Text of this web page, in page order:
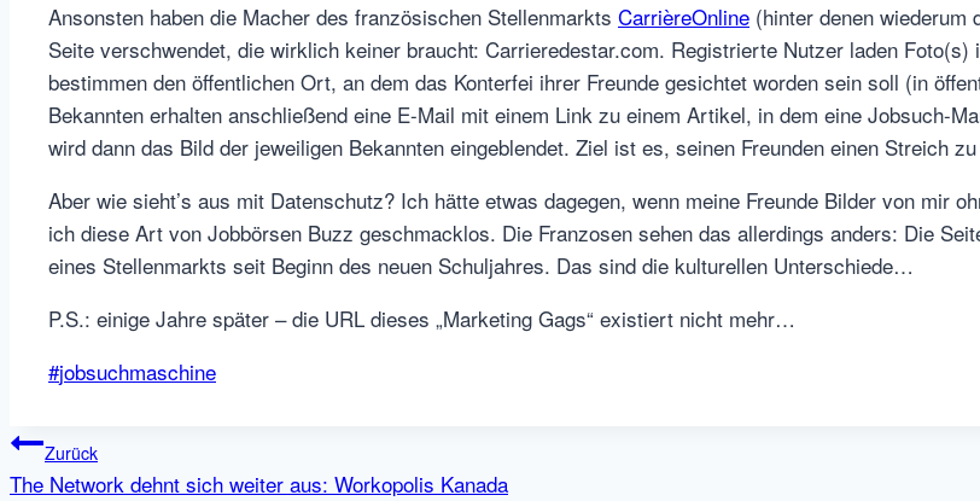
Ansonsten haben die Macher des französischen Stellenmarkts CarrièreOnline (hinter denen wiederum
Seite verschwendet, die wirklich keiner braucht: Carrieredestar.com. Registrierte Nutzer laden
bestimmen den öffentlichen Ort, an dem das Konterfei ihrer Freunde gesichtet worden sein soll (in
Bekannten erhalten anschließend eine E-Mail mit einem Link zu einem Artikel, in dem eine Jobsuch-
wird dann das Bild der jeweiligen Bekannten eingeblendet. Ziel ist es, seinen Freunden einen Streich
Aber wie sieht’s aus mit Datenschutz? Ich hätte etwas dagegen, wenn meine Freunde Bilder von mir
ich diese Art von Jobbörsen Buzz geschmacklos. Die Franzosen sehen das allerdings anders: Die
eines Stellenmarkts seit Beginn des neuen Schuljahres. Das sind die kulturellen Unterschiede…
P.S.: einige Jahre später – die URL dieses „Marketing Gags“ existiert nicht mehr…
Schlagworte:
#jobsuchmaschine
Beitragsnavigation
Zurück
The Network dehnt sich weiter aus: Workopolis Kanada